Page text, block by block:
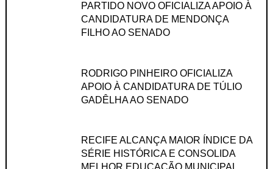
PARTIDO NOVO OFICIALIZA APOIO À
CANDIDATURA DE MENDONÇA
FILHO AO SENADO
RODRIGO PINHEIRO OFICIALIZA
APOIO À CANDIDATURA DE TÚLIO
GADÊLHA AO SENADO
RECIFE ALCANÇA MAIOR ÍNDICE DA
SÉRIE HISTÓRICA E CONSOLIDA